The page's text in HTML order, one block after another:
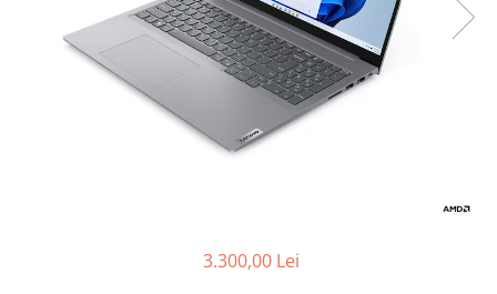
Incarcatoare laptop
Incarcatoare laptop refurbished
Standuri și Coolere Laptop
Surse PC
3.300,00 Lei